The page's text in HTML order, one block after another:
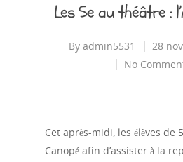
Les 5e au théâtre :
By admin5531
28
No
Cet après-midi, les élèves de
Canopé afin d’assister à la